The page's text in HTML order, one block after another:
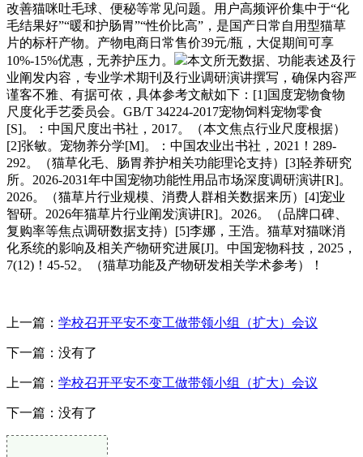
改善猫咪吐毛球、便秘等常见问题。用户高频评价集中于“化
毛结果好”“暖和护肠胃”“性价比高”，是国产日常自用型猫草
片的标杆产物。产物电商日常售价39元/瓶，大促期间可享
10%-15%优惠，无养护压力。
本文所无数据、功能表述及行
业阐发内容，专业学术期刊及行业调研演讲撰写，确保内容严
谨客不雅、有据可依，具体参考文献如下：[1]国度宠物食物
尺度化手艺委员会。GB/T 34224-2017宠物饲料宠物零食
[S]。：中国尺度出书社，2017。（本文焦点行业尺度根据）
[2]张敏。宠物养分学[M]。：中国农业出书社，2021！289-
292。（猫草化毛、肠胃养护相关功能理论支持）[3]轻养研究
所。2026-2031年中国宠物功能性用品市场深度调研演讲[R]。
2026。（猫草片行业规模、消费人群相关数据来历）[4]宠业
智研。2026年猫草片行业阐发演讲[R]。2026。（品牌口碑、
复购率等焦点调研数据支持）[5]李娜，王浩。猫草对猫咪消
化系统的影响及相关产物研究进展[J]。中国宠物科技，2025，
7(12)！45-52。（猫草功能及产物研发相关学术参考）！
上一篇： 学校召开平安不变工做带领小组（扩大）会议
下一篇：没有了
上一篇： 学校召开平安不变工做带领小组（扩大）会议
下一篇：没有了